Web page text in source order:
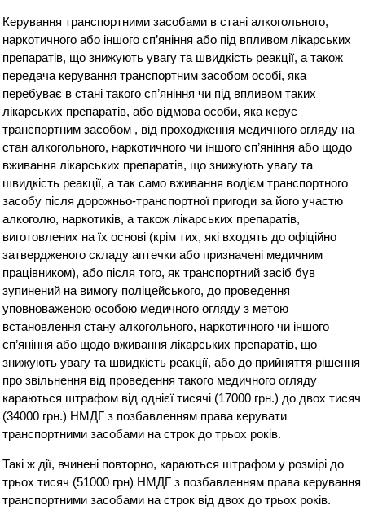
Керування транспортними засобами в стані алкогольного,
наркотичного або іншого сп’яніння або під впливом лікарських
препаратів, що знижують увагу та швидкість реакції, а також
передача керування транспортним засобом особі, яка
перебуває в стані такого сп’яніння чи під впливом таких
лікарських препаратів, або відмова особи, яка керує
транспортним засобом , від проходження медичного огляду на
стан алкогольного, наркотичного чи іншого сп’яніння або щодо
вживання лікарських препаратів, що знижують увагу та
швидкість реакції, а так само вживання водієм транспортного
засобу після дорожньо-транспортної пригоди за його участю
алкоголю, наркотиків, а також лікарських препаратів,
виготовлених на їх основі (крім тих, які входять до офіційно
затвердженого складу аптечки або призначені медичним
працівником), або після того, як транспортний засіб був
зупинений на вимогу поліцейського, до проведення
уповноваженою особою медичного огляду з метою
встановлення стану алкогольного, наркотичного чи іншого
сп’яніння або щодо вживання лікарських препаратів, що
знижують увагу та швидкість реакції, або до прийняття рішення
про звільнення від проведення такого медичного огляду
караються штрафом від однієї тисячі (17000 грн.) до двох тисяч
(34000 грн.) НМДГ з позбавленням права керувати
транспортними засобами на строк до трьох років.
Такі ж дії, вчинені повторно, караються штрафом у розмірі до
трьох тисяч (51000 грн) НМДГ з позбавленням права керування
транспортними засобами на строк від двох до трьох років.